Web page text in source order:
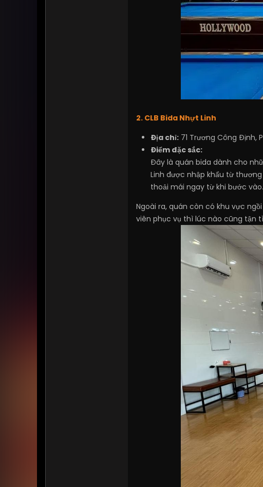
2. CLB Bida Nhựt Linh
Địa chỉ: 71 Trương Công Định,
Điểm đặc sắc:
Đây là quán bida dành cho
Linh được nhập khẩu từ
thoải mái ngay từ khi bước vào.
Ngoài ra, quán còn có khu vực
viên phục vụ thì lúc nào cũng tận